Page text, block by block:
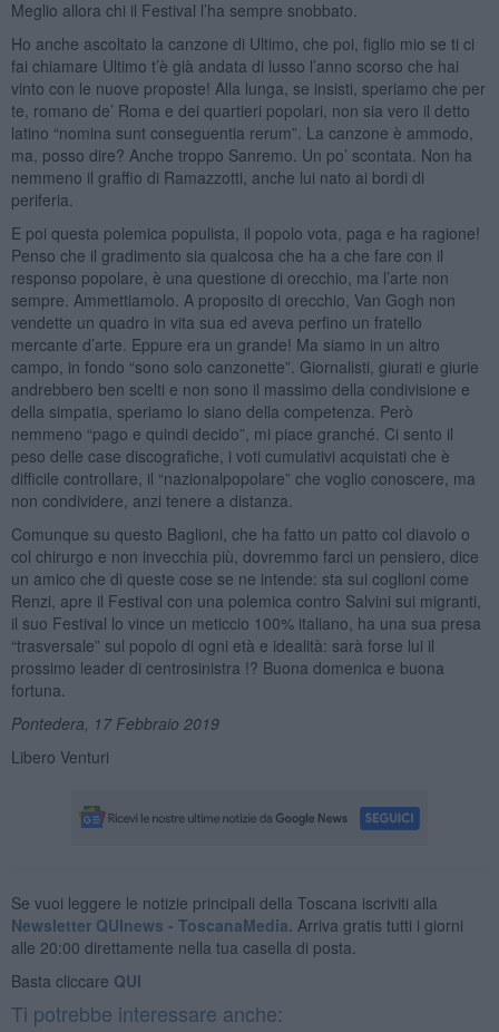
Meglio allora chi il Festival l’ha sempre snobbato.
Ho anche ascoltato la canzone di Ultimo, che poi, figlio mio se ti ci
fai chiamare Ultimo t’è già andata di lusso l’anno scorso che hai
vinto con le nuove proposte! Alla lunga, se insisti, speriamo che per
te, romano de’ Roma e dei quartieri popolari, non sia vero il detto
latino “nomina sunt conseguentia rerum”. La canzone è ammodo,
ma, posso dire? Anche troppo Sanremo. Un po’ scontata. Non ha
nemmeno il graffio di Ramazzotti, anche lui nato ai bordi di
periferia.
E poi questa polemica populista, il popolo vota, paga e ha ragione!
Penso che il gradimento sia qualcosa che ha a che fare con il
responso popolare, è una questione di orecchio, ma l’arte non
sempre. Ammettiamolo. A proposito di orecchio, Van Gogh non
vendette un quadro in vita sua ed aveva perfino un fratello
mercante d’arte. Eppure era un grande! Ma siamo in un altro
campo, in fondo “sono solo canzonette”. Giornalisti, giurati e giurie
andrebbero ben scelti e non sono il massimo della condivisione e
della simpatia, speriamo lo siano della competenza. Però
nemmeno “pago e quindi decido”, mi piace granché. Ci sento il
peso delle case discografiche, i voti cumulativi acquistati che è
difficile controllare, il “nazionalpopolare” che voglio conoscere, ma
non condividere, anzi tenere a distanza.
Comunque su questo Baglioni, che ha fatto un patto col diavolo o
col chirurgo e non invecchia più, dovremmo farci un pensiero, dice
un amico che di queste cose se ne intende: sta sui coglioni come
Renzi, apre il Festival con una polemica contro Salvini sui migranti,
il suo Festival lo vince un meticcio 100% italiano, ha una sua presa
“trasversale” sul popolo di ogni età e idealità: sarà forse lui il
prossimo leader di centrosinistra !? Buona domenica e buona
fortuna.
Pontedera, 17 Febbraio 2019
Libero Venturi
Se vuoi leggere le notizie principali della Toscana iscriviti alla
Newsletter QUInews - ToscanaMedia. Arriva gratis tutti i giorni
alle 20:00 direttamente nella tua casella di posta.
Basta cliccare QUI
Ti potrebbe interessare anche: